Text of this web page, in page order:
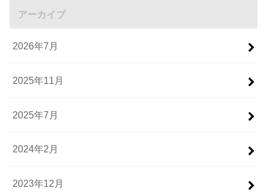
アーカイブ
2026年7月
2025年11月
2025年7月
2024年2月
2023年12月